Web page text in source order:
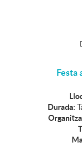
Festa
Durada: